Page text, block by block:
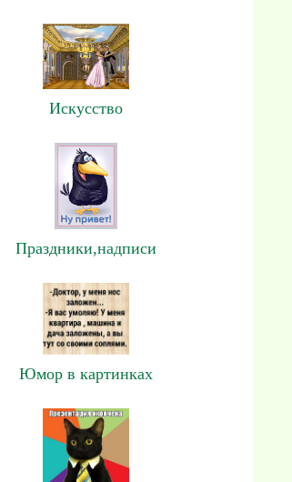
Искусство
Праздники,надписи
Юмор в картинках